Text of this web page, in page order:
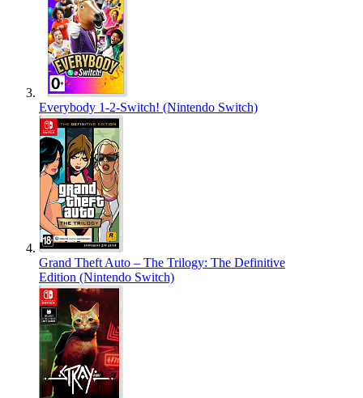
Everybody 1-2-Switch! (Nintendo Switch)
Grand Theft Auto – The Trilogy: The Definitive
Edition (Nintendo Switch)